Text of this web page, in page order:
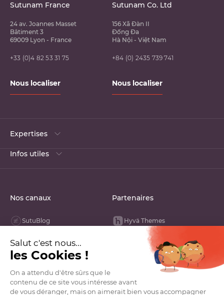
Sutunam France
24 av. Joannes Masset
Bâtiment 3
69009 Lyon - France
+33 (0)4 82 53 31 75
Nous localiser
Sutunam Co. Ltd
156 Xã Đàn II
Đống Đa
Hà Nội - Việt Nam
+84 (0) 2435 739 741
Nous localiser
Expertises
Infos utiles
Nos canaux
SutuBlog
Linked In
Youtube
Facebook
Partenaires
Hyvä Themes
Opengento
Groupe VDN
La French Tech